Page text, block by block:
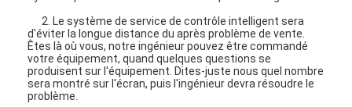
Visite de l'usine
Contrôle de la qualité
2. Le système de service de contrôle intelligent sera
d'éviter la longue distance du après problème de vente.
Êtes là où vous, notre ingénieur pouvez être commandé
votre équipement, quand quelques questions se
produisent sur l'équipement. Dites-juste nous quel nombre
sera montré sur l'écran, puis l'ingénieur devra résoudre le
problème.